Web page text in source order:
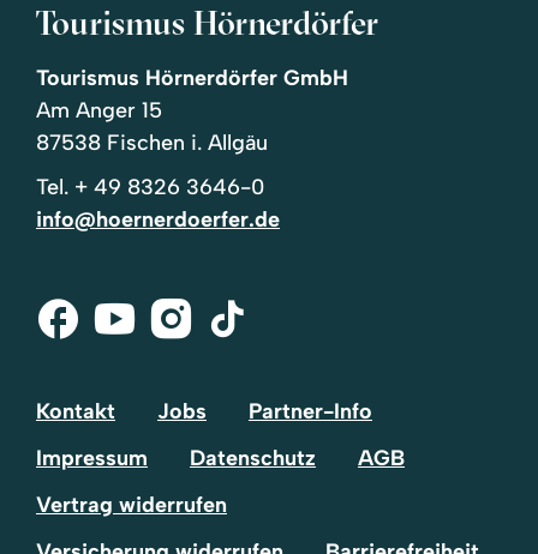
Tourismus Hörnerdörfer
Tourismus Hörnerdörfer GmbH
Am Anger 15
87538 Fischen i. Allgäu
Tel. + 49 8326 3646-0
info@hoernerdoerfer.de
Facebook
Youtube
Instagram
Tik-
Kontakt Jobs
Partner-Info
Impressum
Datenschutz
AGB
Vertrag widerrufen